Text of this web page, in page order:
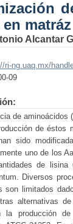
Alcantar
ri-ng.uaq.mx/
09
de aminoácidos
de éstos
sido
uno de los
de lisina
Diversos
son limitados
alternativas
la producción